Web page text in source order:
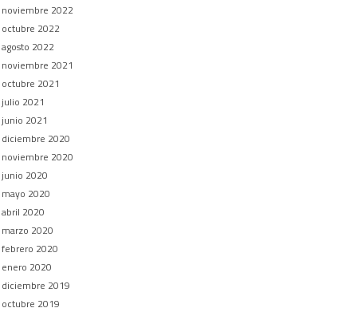
noviembre 2022
octubre 2022
agosto 2022
noviembre 2021
octubre 2021
julio 2021
junio 2021
diciembre 2020
noviembre 2020
junio 2020
mayo 2020
abril 2020
marzo 2020
febrero 2020
enero 2020
diciembre 2019
octubre 2019